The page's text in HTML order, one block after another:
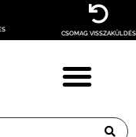
CSOMAG VISSZAKÜLDÉS